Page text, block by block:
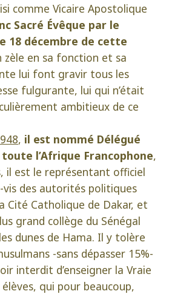
comme Vicaire Apostolique
Sacré Évêque par le
18 décembre de cette
zèle en sa fonction et sa
lui font gravir tous les
fulgurante, lui qui n’était
ambitieux de ce
, il est nommé Délégué
l’Afrique Francophone,
il est le représentant officiel
vis des autorités politiques
Cité Catholique de Dakar, et
grand collège du Sénégal
dunes de Hama. Il y tolère
-sans dépasser 15%-
interdit d’enseigner la Vraie
qui pour beaucoup,